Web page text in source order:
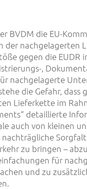
BVDM die EU-
der nachgelagerten
gegen die EUDR
,
nachgelagerte
die Gefahr, dass
Lieferkette im
detaillierte
auch von kleinen
zu bringen –
für
und zu